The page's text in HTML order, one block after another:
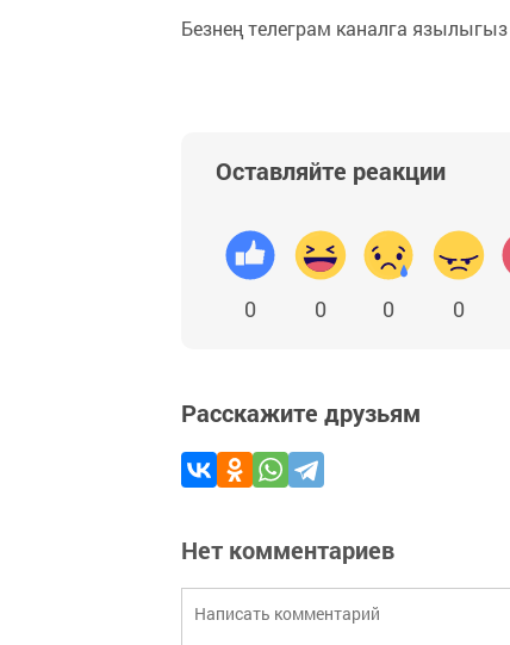
Безнең телеграм каналга язылыгыз
Оставляйте реакции
0 0 0 0
Расскажите друзьям
Нет комментариев